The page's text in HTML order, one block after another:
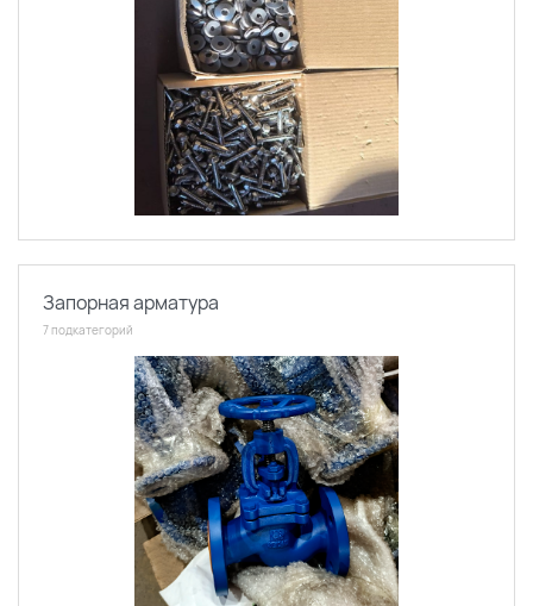
Запорная арматура
7 подкатегорий